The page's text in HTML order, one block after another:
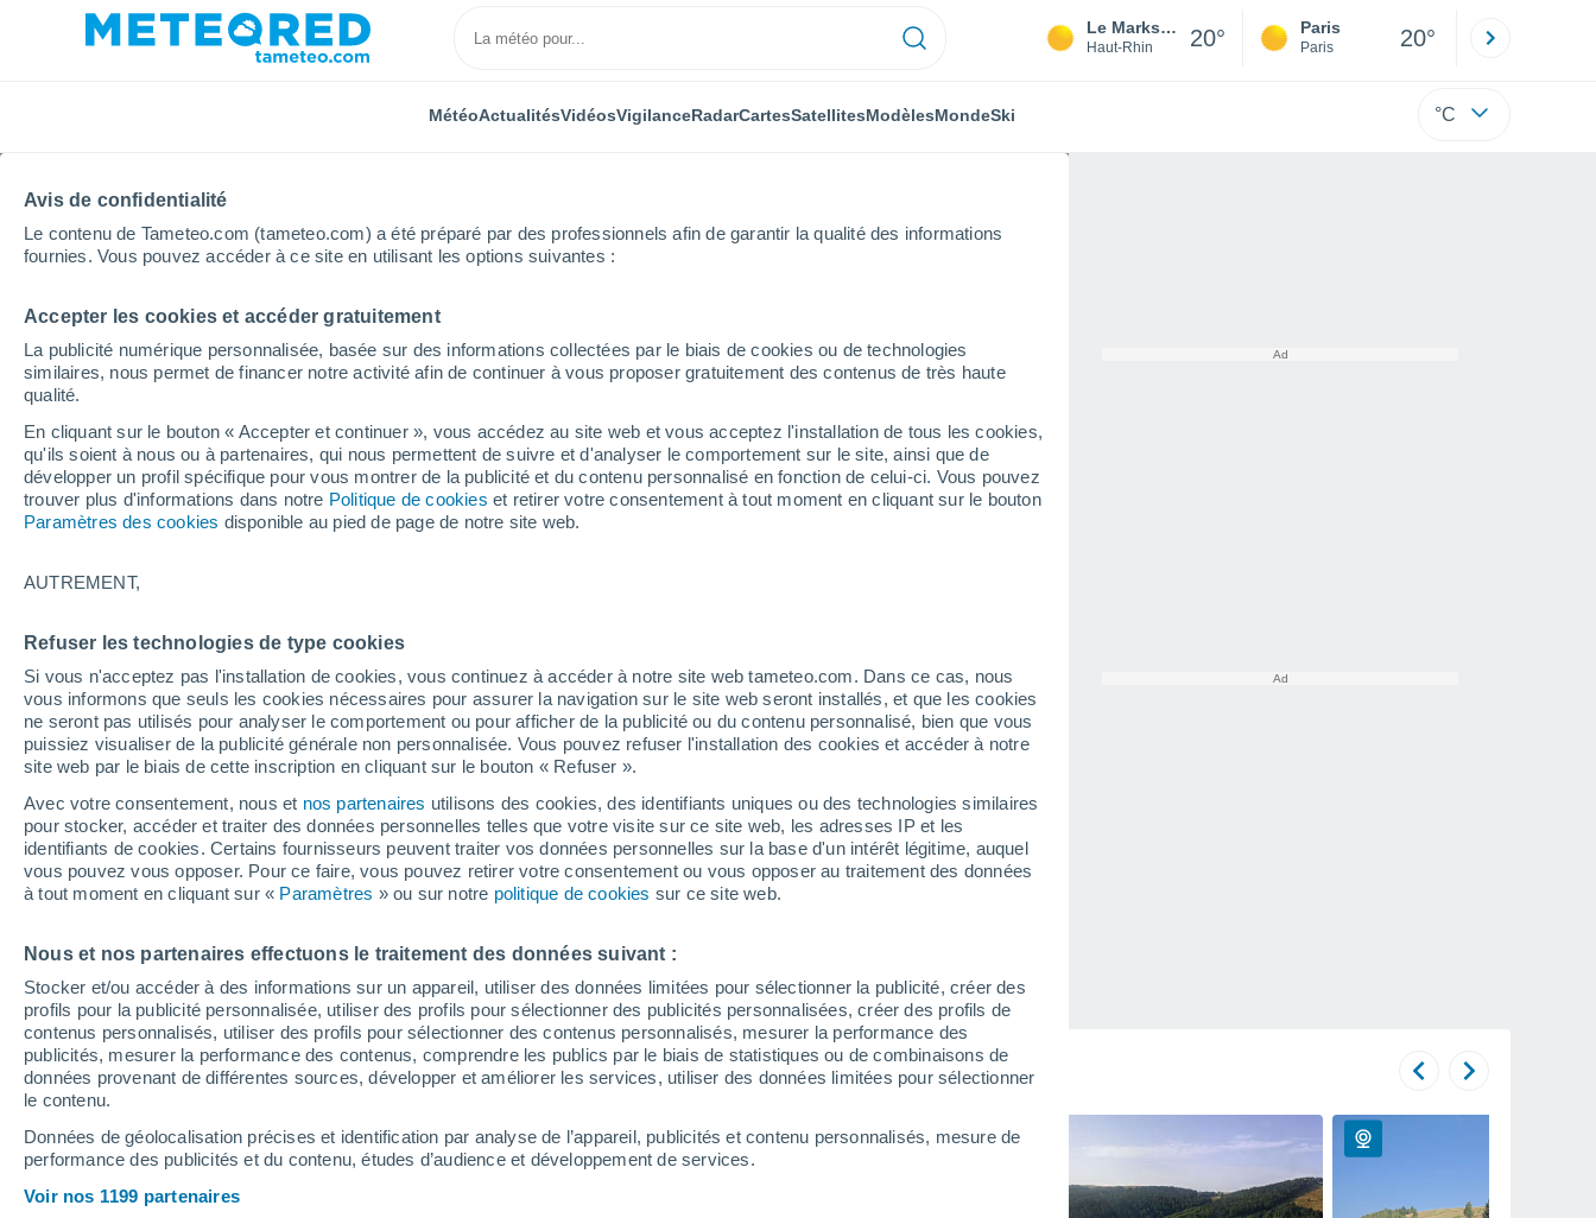
Avis de confidentialité
Le contenu de Tameteo.com (tameteo.com) a été préparé par des professionnels afin de garantir la qualité des informations
fournies. Vous pouvez accéder à ce site en utilisant les options suivantes :
Accepter les cookies et accéder gratuitement
La publicité numérique personnalisée, basée sur des informations collectées par le biais de cookies ou de technologies
similaires, nous permet de financer notre activité afin de continuer à vous proposer gratuitement des contenus de très haute
qualité.
En cliquant sur le bouton « Accepter et continuer », vous accédez au site web et vous acceptez l'installation de tous les cookies,
qu'ils soient à nous ou à partenaires, qui nous permettent de suivre et d'analyser le comportement sur le site, ainsi que de
développer un profil spécifique pour vous montrer de la publicité et du contenu personnalisé en fonction de celui-ci. Vous pouvez
trouver plus d'informations dans notre Politique de cookies et retirer votre consentement à tout moment en cliquant sur le bouton
Paramètres des cookies disponible au pied de page de notre site web.
AUTREMENT,
Refuser les technologies de type cookies
Si vous n'acceptez pas l'installation de cookies, vous continuez à accéder à notre site web tameteo.com. Dans ce cas, nous
vous informons que seuls les cookies nécessaires pour assurer la navigation sur le site web seront installés, et que les cookies
ne seront pas utilisés pour analyser le comportement ou pour afficher de la publicité ou du contenu personnalisé, bien que vous
puissiez visualiser de la publicité générale non personnalisée. Vous pouvez refuser l'installation des cookies et accéder à notre
site web par le biais de cette inscription en cliquant sur le bouton « Refuser ».
Avec votre consentement, nous et nos partenaires utilisons des cookies, des identifiants uniques ou des technologies similaires
pour stocker, accéder et traiter des données personnelles telles que votre visite sur ce site web, les adresses IP et les
identifiants de cookies. Certains fournisseurs peuvent traiter vos données personnelles sur la base d'un intérêt légitime, auquel
vous pouvez vous opposer. Pour ce faire, vous pouvez retirer votre consentement ou vous opposer au traitement des données
à tout moment en cliquant sur « Paramètres » ou sur notre politique de cookies sur ce site web.
Nous et nos partenaires effectuons le traitement des données suivant :
Stocker et/ou accéder à des informations sur un appareil, utiliser des données limitées pour sélectionner la publicité, créer des
profils pour la publicité personnalisée, utiliser des profils pour sélectionner des publicités personnalisées, créer des profils de
contenus personnalisés, utiliser des profils pour sélectionner des contenus personnalisés, mesurer la performance des
publicités, mesurer la performance des contenus, comprendre les publics par le biais de statistiques ou de combinaisons de
données provenant de différentes sources, développer et améliorer les services, utiliser des données limitées pour sélectionner
le contenu.
Données de géolocalisation précises et identification par analyse de l’appareil, publicités et contenu personnalisés, mesure de
performance des publicités et du contenu, études d’audience et développement de services.
Voir nos 1199 partenaires
Le Markstein
Haut-Rhin 20° Paris
Paris 20°
MétéoActualitésVidéosVigilanceRadarCartesSatellitesModèlesMondeSki °C
Accueil Grand Est Haut-Rhin Le Markstein
Fermée
Le Markstein
Ouverture
Il manque 136 jours
Fermeture
Aujourd´hui
10 Août
Demain
11 Août
Mercredi
12 Août
Bulletin enneigement pour aujourd'hui
Pistes par niveau de difficulté 4 5 2 3
Kilomètres skiables - / 13
Pistes ouvertes 0 / 14
Remontées 0 / 8
État de la neige
Epaisseur de neige au sommet -
Tyoe de neige à la base
Tyoe de neige au sommet
Webcams - Le Markstein